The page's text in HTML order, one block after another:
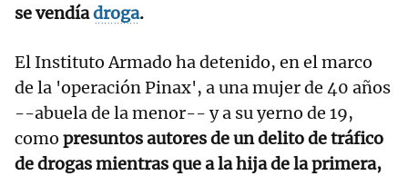
se vendíadroga.
El Instituto Armado ha detenido, en el marco
de la 'operación Pinax', a una mujer de 40 años
--abuela de la menor-- y a su yerno de 19,
como presuntos autores de un delito de tráfico
de drogas mientras que a la hija de la primera,